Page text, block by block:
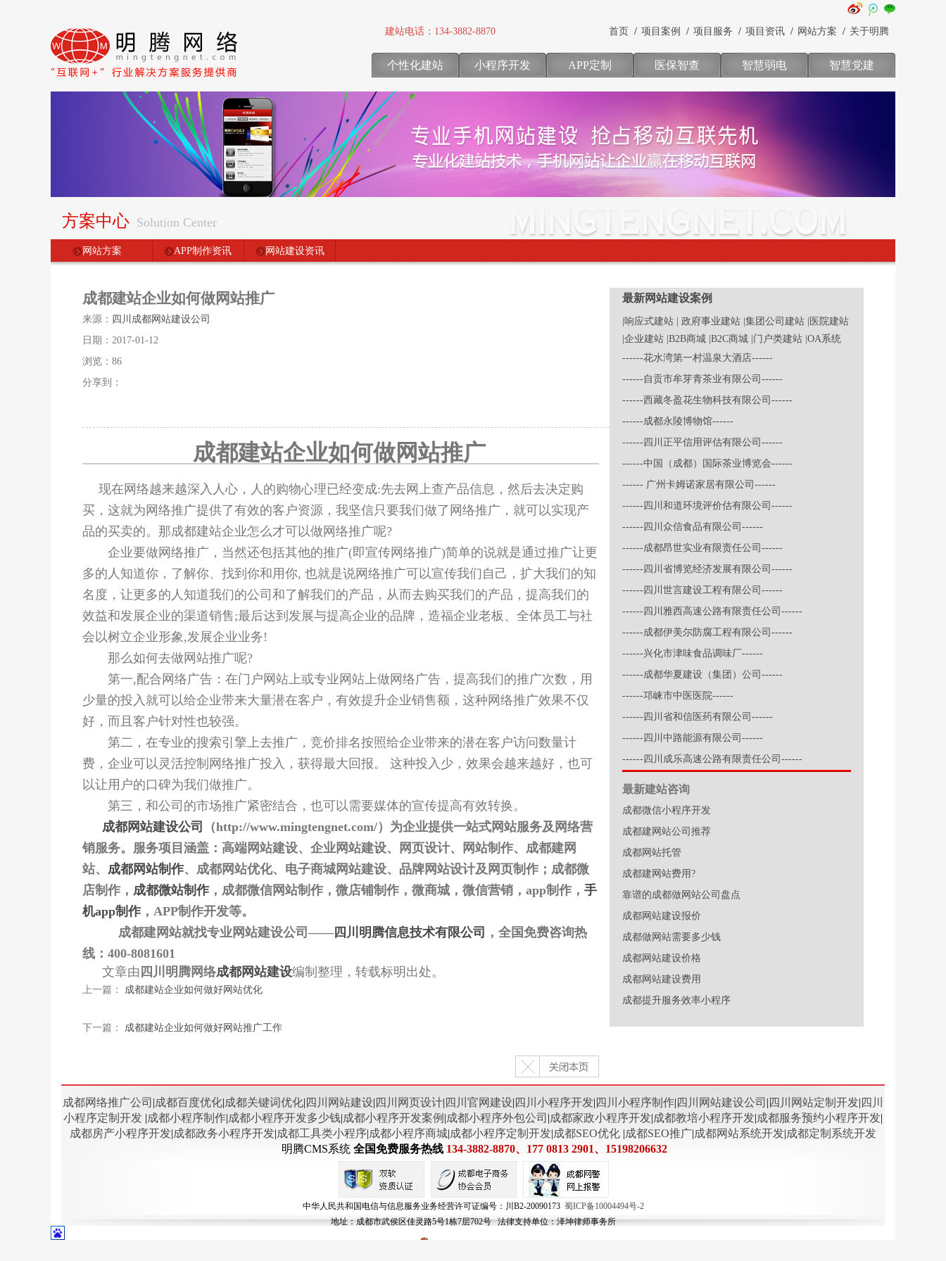
建站电话： 134-3882-8870 首页 项目案例 项目服务 项目资讯 网站方案 关于明腾
智慧党建
智慧弱电
医保智查
APP定制
小程序开发
个性化建站
方案中心 Solution Center
网站方案 APP制作资讯 网站建设资讯
成都建站企业如何做网站推广
来源： 四川成都网站建设公司
日期：2017-01-12
浏览： 86
分享到：
成都建站企业如何做网站推广
现在网络越来越深入人心，人的购物心理已经变成:先去网上查产品信息，然后去决定购
买，这就为网络推广提供了有效的客户资源，我坚信只要我们做了网络推广，就可以实现产
品的买卖的。那成都建站企业怎么才可以做网络推广呢?
企业要做网络推广，当然还包括其他的推广(即宣传网络推广)简单的说就是通过推广让更
多的人知道你，了解你、找到你和用你, 也就是说网络推广可以宣传我们自己，扩大我们的知
名度，让更多的人知道我们的公司和了解我们的产品，从而去购买我们的产品，提高我们的
效益和发展企业的渠道销售;最后达到发展与提高企业的品牌，造福企业老板、全体员工与社
会以树立企业形象,发展企业业务!
那么如何去做网站推广呢?
第一,配合网络广告：在门户网站上或专业网站上做网络广告，提高我们的推广次数，用
少量的投入就可以给企业带来大量潜在客户，有效提升企业销售额，这种网络推广效果不仅
好，而且客户针对性也较强。
第二，在专业的搜索引擎上去推广，竞价排名按照给企业带来的潜在客户访问数量计
费，企业可以灵活控制网络推广投入，获得最大回报。 这种投入少，效果会越来越好，也可
以让用户的口碑为我们做推广。
第三，和公司的市场推广紧密结合，也可以需要媒体的宣传提高有效转换。
成都网站建设公司
（http://www.mingtengnet.com/）为企业提供一站式网站服务及网络营
销服务。服务项目涵盖：高端网站建设、企业网站建设、网页设计、网站制作、成都建网
站、 成都网站制作、成都网站优化、电子商城网站建设、品牌网站设计及网页制作；成都微
店制作， 成都微站制作 ，成都微信网站制作，微店铺制作，微商城，微信营销，app制作， 手
机app制作 ，APP制作开发等。
成都建网站就找专业网站建设公司—— 四川明腾信息技术有限公司
，全国免费咨询热
线：400-8081601
文章由 四川明腾网络成都网站建设编制整理，转载标明出处。
上一篇： 成都建站企业如何做好网站优化
下一篇： 成都建站企业如何做好网站推广工作
最新网站建设案例
|响应式建站 | 政府事业建站 |集团公司建站
|医院建站
|企业建站 |B2B商城 |B2C商城 |门户类建站 |OA系统
------花水湾第一村温泉大酒店------
------自贡市牟芽青茶业有限公司------
------西藏冬盈花生物科技有限公司------
------成都永陵博物馆------
------四川正平信用评估有限公司------
------中国（成都）国际茶业博览会------
------ 广州卡姆诺家居有限公司------
------四川和道环境评价估有限公司------
------四川众信食品有限公司------
------成都昂世实业有限责任公司------
------四川省博览经济发展有限公司------
------四川世言建设工程有限公司------
------四川雅西高速公路有限责任公司------
------成都伊美尔防腐工程有限公司------
------兴化市津味食品调味厂------
------成都华夏建设（集团）公司------
------邛崃市中医医院------
------四川省和信医药有限公司------
------四川中路能源有限公司------
------四川成乐高速公路有限责任公司------
最新建站咨询
成都微信小程序开发
成都建网站公司推荐
成都网站托管
成都建网站费用?
靠谱的成都做网站公司盘点
成都网站建设报价
成都做网站需要多少钱
成都网站建设价格
成都网站建设费用
成都提升服务效率小程序
成都网络推广公司 |成都百度优化|成都关键词优化| 四川网站建设| 四川网页设计| 四川官网建设| 四川小程序开发| 四川小程序制作| 四川网站建设公司 | 四川网站定制开发| 四川
小程序定制开发 |成都小程序制作|成都小程序开发多少钱|成都小程序开发案例 |成都小程序外包公司 |成都家政小程序开发|成都教培小程序开发|成都服务预约小程序开发|
成都房产小程序开发|成都政务小程序开发|成都工具类小程序|成都小程序商城|成都小程序定制开发|成都SEO优化 |成都SEO推广|成都网站系统开发|成都定制系统开发
明腾CMS系统 全国免费服务热线 134-3882-8870、177 0813 2901、15198206632
中华人民共和国电信与信息服务业务经营许可证编号：川B2-20090173 蜀ICP备10004494号-2
地址：成都市武侯区佳灵路5号1栋7层702号 法律支持单位：泽坤律师事务所